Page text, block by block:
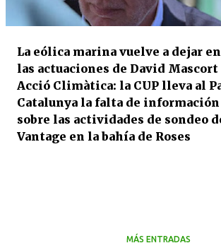
La eólica marina vuelve a dejar
las actuaciones de David
Acció Climàtica: la CUP lleva al
Catalunya la falta de
sobre las actividades de sondeo
Vantage en la bahía de Roses
MÁS ENTRADAS